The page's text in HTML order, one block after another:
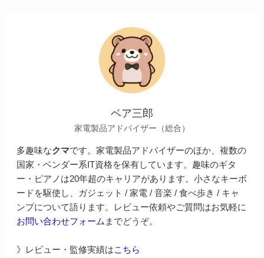
ベア三郎
家電製品アドバイザー（総合）
多趣味なクマです。家電製品アドバイザーのほか、複数の
国家・ベンダー系IT資格を保有しています。趣味のギタ
ー・ピアノは20年超のキャリアがあります。小さなキーボ
ードを駆使し、ガジェット / 家電 / 音楽 / 食べ歩き / キャ
ンプについて語ります。レビュー依頼やご質問はお気軽に
お問い合わせフォーム までどうぞ。
》レビュー・監修実績はこちら